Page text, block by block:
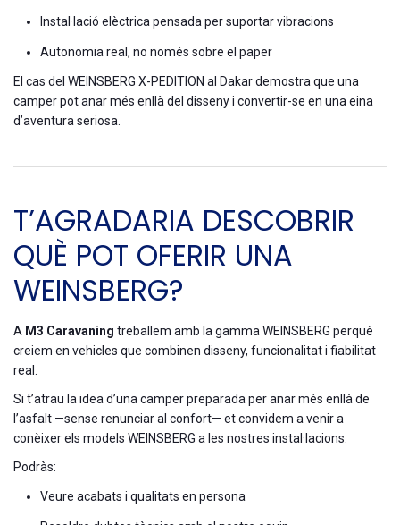
Instal·lació elèctrica pensada per suportar vibracions
Autonomia real, no només sobre el paper
El cas del WEINSBERG X-PEDITION al Dakar demostra que una
camper pot anar més enllà del disseny i convertir-se en una eina
d’aventura seriosa.
T’AGRADARIA DESCOBRIR
QUÈ POT OFERIR UNA
WEINSBERG?
A M3 Caravaning treballem amb la gamma WEINSBERG perquè
creiem en vehicles que combinen disseny, funcionalitat i fiabilitat
real.
Si t’atrau la idea d’una camper preparada per anar més enllà de
l’asfalt —sense renunciar al confort— et convidem a venir a
conèixer els models WEINSBERG a les nostres instal·lacions.
Podràs:
Veure acabats i qualitats en persona